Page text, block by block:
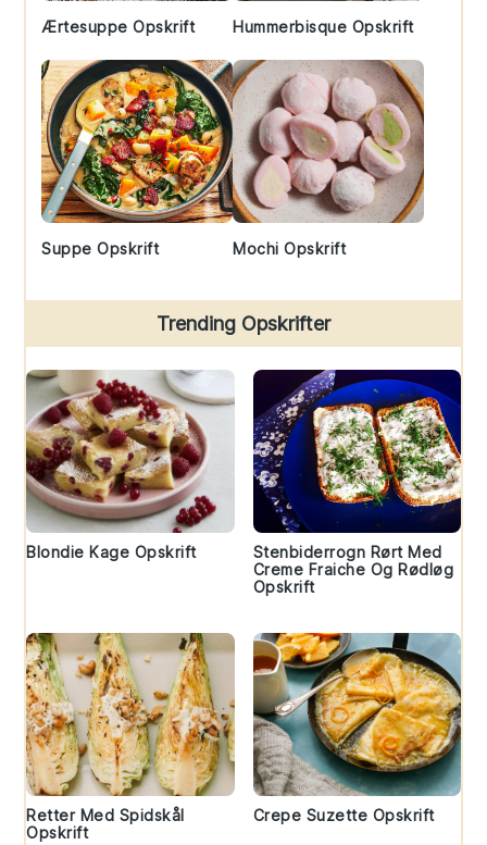
Ærtesuppe Opskrift Hummerbisque Opskrift
Suppe Opskrift Mochi Opskrift
Trending Opskrifter
Blondie Kage Opskrift
Stenbiderrogn Rørt Med
Creme Fraiche Og Rødløg
Opskrift
Retter Med Spidskål
Opskrift
Crepe Suzette Opskrift